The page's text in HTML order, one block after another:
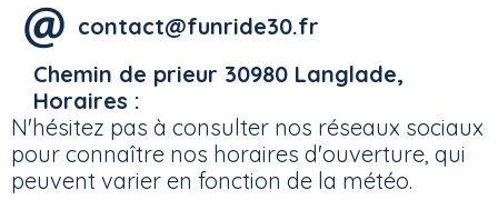
contact@funride30.fr
Chemin de prieur 30980 Langlade,
Horaires :
N'hésitez pas à consulter nos réseaux sociaux
pour connaître nos horaires d'ouverture, qui
peuvent varier en fonction de la météo.